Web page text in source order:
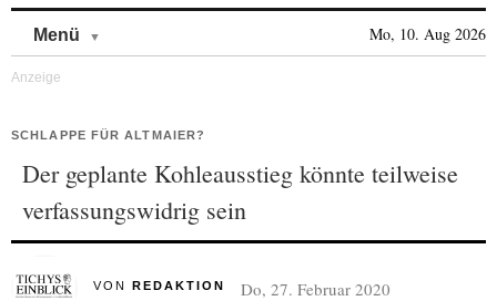
Menü Mo, 10. Aug 2026
SCHLAPPE FÜR ALTMAIER?
Der geplante Kohleausstieg könnte teilweise
verfassungswidrig sein
VON REDAKTION Do, 27. Februar 2020